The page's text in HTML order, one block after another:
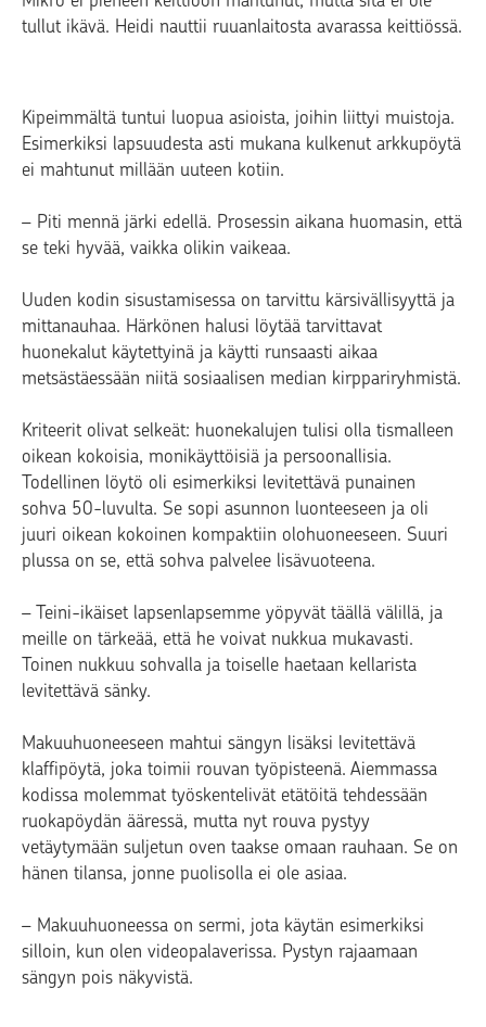
tullut ikävä. Heidi nauttii ruuanlaitosta avarassa keittiössä.
Kipeimmältä tuntui luopua asioista, joihin liittyi muistoja.
Esimerkiksi lapsuudesta asti mukana kulkenut arkkupöytä
ei mahtunut millään uuteen kotiin.
– Piti mennä järki edellä. Prosessin aikana huomasin, että
se teki hyvää, vaikka olikin vaikeaa.
Uuden kodin sisustamisessa on tarvittu kärsivällisyyttä ja
mittanauhaa. Härkönen halusi löytää tarvittavat
huonekalut käytettyinä ja käytti runsaasti aikaa
metsästäessään niitä sosiaalisen median kirppariryhmistä.
Kriteerit olivat selkeät: huonekalujen tulisi olla tismalleen
oikean kokoisia, monikäyttöisiä ja persoonallisia.
Todellinen löytö oli esimerkiksi levitettävä punainen
sohva 50-luvulta. Se sopi asunnon luonteeseen ja oli
juuri oikean kokoinen kompaktiin olohuoneeseen. Suuri
plussa on se, että sohva palvelee lisävuoteena.
– Teini-ikäiset lapsenlapsemme yöpyvät täällä välillä, ja
meille on tärkeää, että he voivat nukkua mukavasti.
Toinen nukkuu sohvalla ja toiselle haetaan kellarista
levitettävä sänky.
Makuuhuoneeseen mahtui sängyn lisäksi levitettävä
klaffipöytä, joka toimii rouvan työpisteenä. Aiemmassa
kodissa molemmat työskentelivät etätöitä tehdessään
ruokapöydän ääressä, mutta nyt rouva pystyy
vetäytymään suljetun oven taakse omaan rauhaan. Se on
hänen tilansa, jonne puolisolla ei ole asiaa.
– Makuuhuoneessa on sermi, jota käytän esimerkiksi
silloin, kun olen videopalaverissa. Pystyn rajaamaan
sängyn pois näkyvistä.